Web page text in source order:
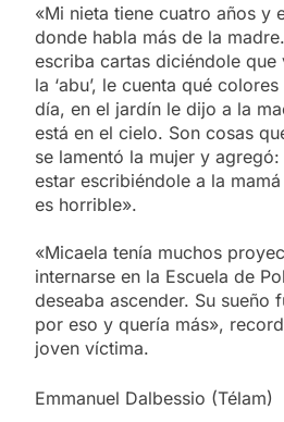
«Mi nieta tiene cuatro años y
donde habla más de la
escriba cartas diciéndole que
la ‘abu’, le cuenta qué
día, en el jardín le dijo a la
está en el cielo. Son cosas
se lamentó la mujer y
estar escribiéndole a la
es horrible».
«Micaela tenía muchos
internarse en la Escuela de
deseaba ascender. Su sueño
por eso y quería más»,
joven víctima.
Emmanuel Dalbessio (Télam)